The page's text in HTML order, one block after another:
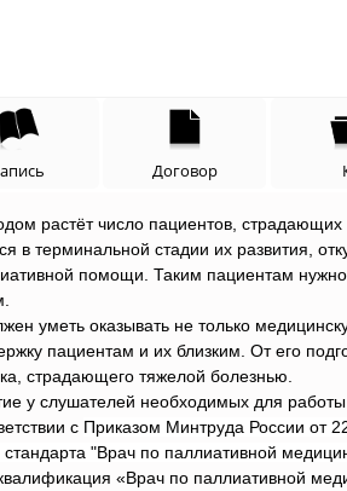
Договор
растёт число пациентов,
в терминальной стадии их развития,
помощи. Таким пациентам
уметь оказывать не только
пациентам и их близким. От его
страдающего тяжелой болезнью.
у слушателей необходимых для
с Приказом Минтруда России от
"Врач по паллиативной
«Врач по паллиативной